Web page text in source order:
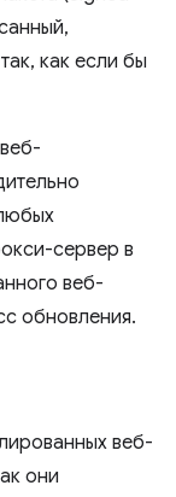
как если бы
сервер в
веб-
обновления.
веб-
они